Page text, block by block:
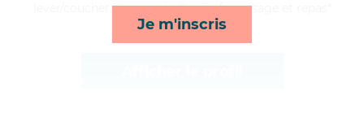
Je m'inscris
lever/coucher, transports, lessive/repassage et repas*